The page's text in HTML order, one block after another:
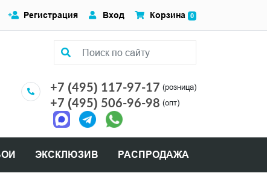
+7 (495) 117-97-17 (розница)
+7 (495) 506-96-98 (опт)
Регистрация Вход Корзина 0
ЭКСКЛЮЗИВ РАСПРОДАЖА